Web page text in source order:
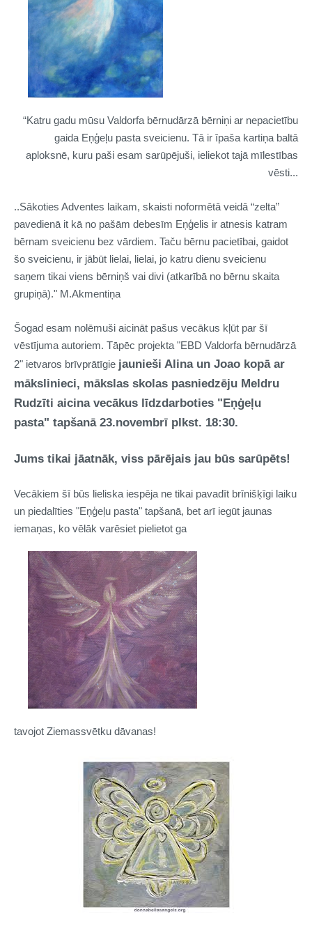
“Katru gadu mūsu Valdorfa bērnudārzā bērniņi ar nepacietību
gaida Eņģeļu pasta sveicienu. Tā ir īpaša kartiņa baltā
aploksnē, kuru paši esam sarūpējuši, ieliekot tajā mīlestības
vēsti...
..Sākoties Adventes laikam, skaisti noformētā veidā “zelta”
pavedienā it kā no pašām debesīm Eņģelis ir atnesis katram
bērnam sveicienu bez vārdiem. Taču bērnu pacietībai, gaidot
šo sveicienu, ir jābūt lielai, lielai, jo katru dienu sveicienu
saņem tikai viens bērniņš vai divi (atkarībā no bērnu skaita
grupiņā)." M.Akmentiņa
Šogad esam nolēmuši aicināt pašus vecākus kļūt par šī
vēstījuma autoriem. Tāpēc projekta "EBD Valdorfa bērnudārzā
2" ietvaros brīvprātīgie jaunieši Alina un Joao kopā ar
mākslinieci, mākslas skolas pasniedzēju Meldru
Rudzīti aicina vecākus līdzdarboties "Eņģeļu
pasta" tapšanā 23.novembrī plkst. 18:30.
Jums tikai jāatnāk, viss pārējais jau būs sarūpēts!
Vecākiem šī būs lieliska iespēja ne tikai pavadīt brīnišķīgi laiku
un piedalīties "Eņģeļu pasta" tapšanā, bet arī iegūt jaunas
iemaņas, ko vēlāk varēsiet pielietot ga
tavojot Ziemassvētku dāvanas!